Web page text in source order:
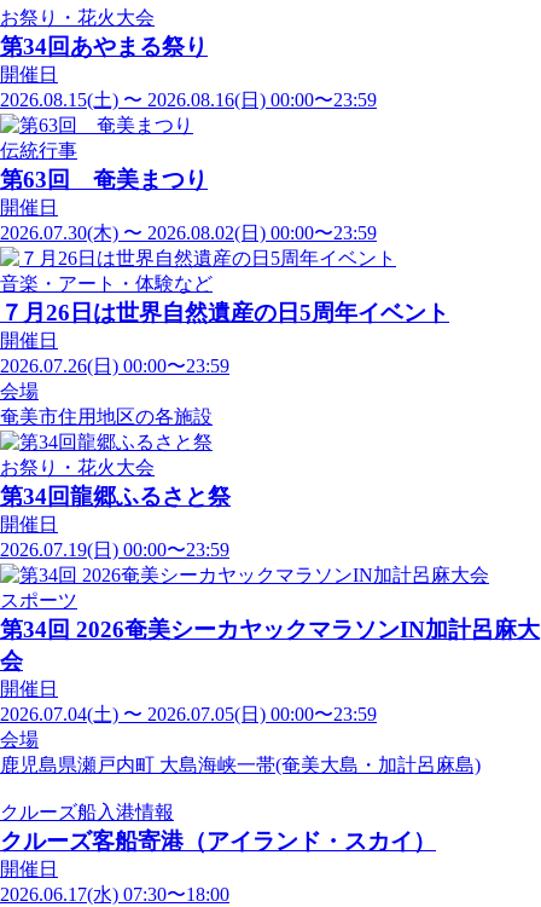
お祭り・花火大会
第34回あやまる祭り
開催日
2026.08.15(土) 〜 2026.08.16(日) 00:00〜23:59
伝統行事
第63回 奄美まつり
開催日
2026.07.30(木) 〜 2026.08.02(日) 00:00〜23:59
音楽・アート・体験など
７月26日は世界自然遺産の日5周年イベント
開催日
2026.07.26(日) 00:00〜23:59
会場
奄美市住用地区の各施設
お祭り・花火大会
第34回龍郷ふるさと祭
開催日
2026.07.19(日) 00:00〜23:59
スポーツ
第34回 2026奄美シーカヤックマラソンIN加計呂麻大
会
開催日
2026.07.04(土) 〜 2026.07.05(日) 00:00〜23:59
会場
鹿児島県瀬戸内町 大島海峡一帯(奄美大島・加計呂麻島)
クルーズ船入港情報
クルーズ客船寄港（アイランド・スカイ）
開催日
2026.06.17(水) 07:30〜18:00